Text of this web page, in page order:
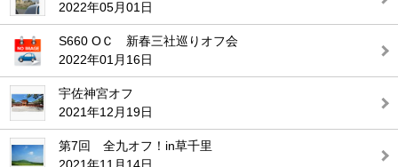
2022年05月01日
S660 OＣ 新春三社巡りオフ会
2022年01月16日
宇佐神宮オフ
2021年12月19日
第7回 全九オフ！in草千里